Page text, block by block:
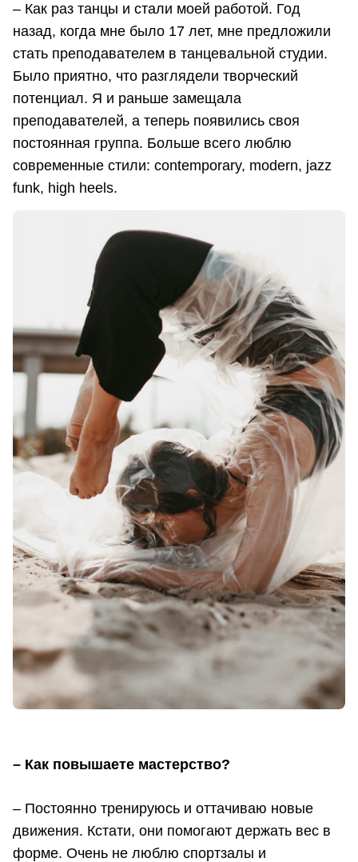
– Как раз танцы и стали моей работой. Год
назад, когда мне было 17 лет, мне предложили
стать преподавателем в танцевальной студии.
Было приятно, что разглядели творческий
потенциал. Я и раньше замещала
преподавателей, а теперь появились своя
постоянная группа. Больше всего люблю
современные стили: contemporary, modern, jazz
funk, high heels.
– Как повышаете мастерство?
– Постоянно тренируюсь и оттачиваю новые
движения. Кстати, они помогают держать вес в
форме. Очень не люблю спортзалы и